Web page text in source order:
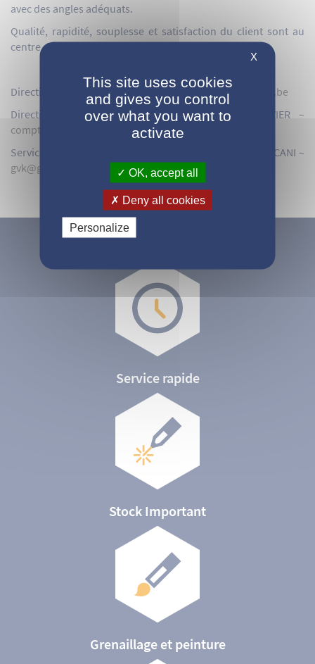
avec des angles adéquats.
Qualité, rapidité, souplesse et satisfaction du client sont au
centre de l’esprit d’entreprise qui anime notre équipe.
Direction générale : Mr Patrick VINCENT – p.vincent@gvk.be
Direction administrative : Mme Frédérique CHAUVIER –
compta@gvk.be
Service commercial : Mr Yves CRAPS – Mr Marco MAZZACANI –
gvk@gvk.be
Service rapide
Stock Important
Grenaillage et peinture
X
This site uses cookies
and gives you control
over what you want to
activate
OK, accept all
Deny all cookies
Personalize